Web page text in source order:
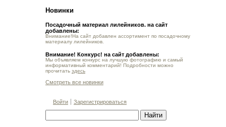
Новинки
Посадочный материал лилейников. на сайт
добавлены:
Внимание!На сайт добавлен ассортимент по посадочному
материалу лилейников.
Внимание! Конкурс! на сайт добавлены:
Мы объявляем конкурс на лучшую фотографию и самый
информативный комментарий! Подробности можно
прочитать здесь
Смотреть все новинки
Войти Зарегистрироваться